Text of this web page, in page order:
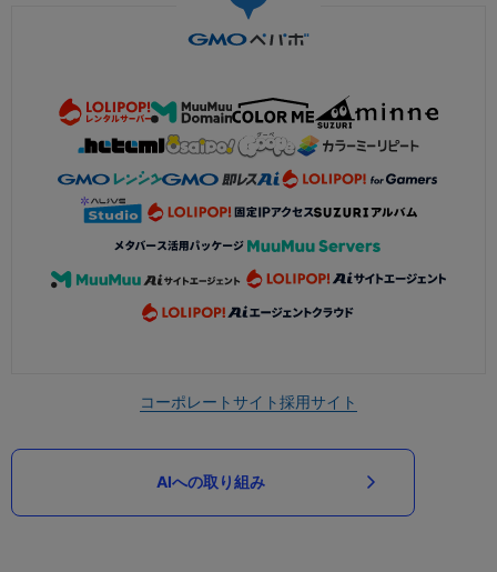
コーポレートサイト採用サイト
AIへの取り組み